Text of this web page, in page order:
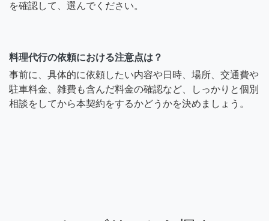
を確認して、選んでください。
料理代行の依頼における注意点は？
事前に、具体的に依頼したい内容や日時、場所、交通費や
駐車料金、雑費も含んだ料金の確認など、しっかりと個別
相談をしてから本契約をするかどうかを決めましょう。